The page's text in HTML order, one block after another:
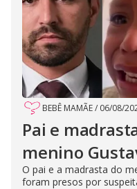
BEBÊ MAMÃE/ 06/08/
Pai e
menino
O pai e a madrasta do
foram presos por